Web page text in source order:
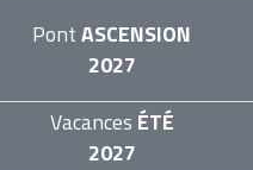
PontASCENSION
2027
Vacances ÉTÉ
2027